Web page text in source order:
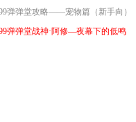
弹弹堂攻略——宠物篇（新手向）
弹弹堂战神·阿修—夜幕下的低鸣